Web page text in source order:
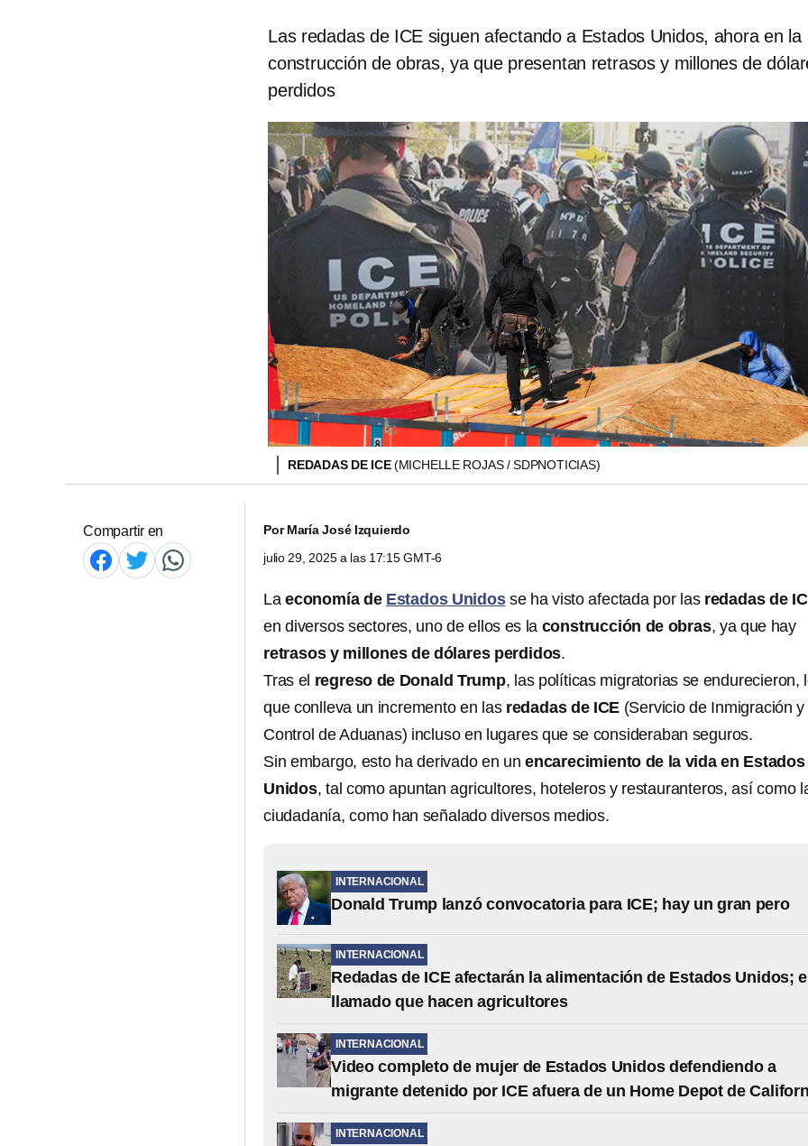
Las redadas de ICE siguen afectando a Estados Unidos, ahora en la
construcción de obras, ya que presentan retrasos y millones de
perdidos
REDADAS DE ICE(MICHELLE ROJAS / SDPNOTICIAS)
Compartir en PorMaría José Izquierdo
julio 29, 2025 a las 17:15 GMT-6
La economía de Estados Unidos se ha visto afectada por las redadas de
en diversos sectores, uno de ellos es la construcción de obras, ya que hay
retrasos y millones de dólares perdidos.
Tras el regreso de Donald Trump, las políticas migratorias se endurecieron,
que conlleva un incremento en las redadas de ICE (Servicio de Inmigración y
Control de Aduanas) incluso en lugares que se consideraban seguros.
Sin embargo, esto ha derivado en un encarecimiento de la vida en Estados
Unidos, tal como apuntan agricultores, hoteleros y restauranteros, así como
ciudadanía, como han señalado diversos medios.
INTERNACIONAL
Donald Trump lanzó convocatoria para ICE; hay un gran pero
INTERNACIONAL
Redadas de ICE afectarán la alimentación de Estados Unidos; el
llamado que hacen agricultores
INTERNACIONAL
Video completo de mujer de Estados Unidos defendiendo a
migrante detenido por ICE afuera de un Home Depot de
INTERNACIONAL